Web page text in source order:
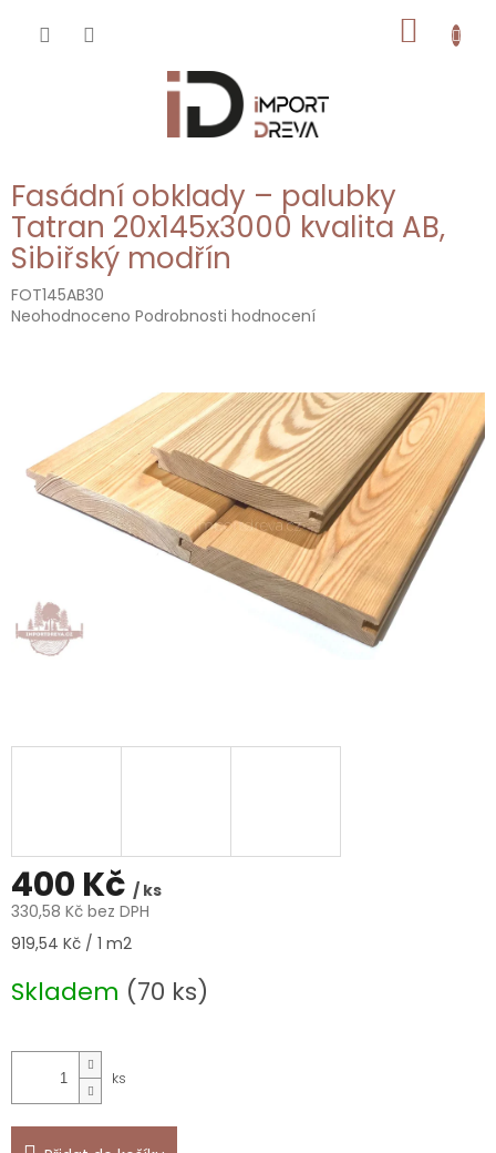
KOŠÍK
Fasádní obklady – palubky
Tatran 20x145x3000 kvalita AB,
Sibiřský modřín
FOT145AB30
Průměrné
hvězdiček.
Neohodnoceno Podrobnosti hodnocení
400 Kč / ks
330,58 Kč bez DPH
Měrná
919,54 Kč / 1 m2
Skladem (70 ks)